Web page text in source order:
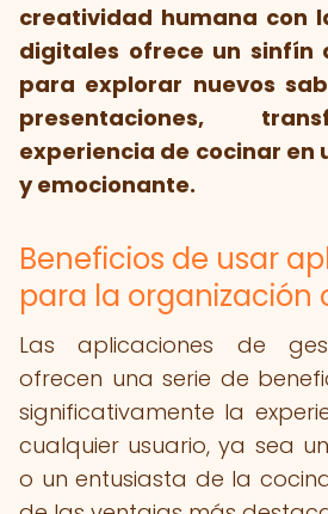
creatividad humana con
digitales ofrece un sinfín
para explorar nuevos
presentaciones,
experiencia de cocinar en
y emocionante.
Beneficios de usar
para la organización
Las aplicaciones de
ofrecen una serie de
significativamente la
cualquier usuario, ya sea
o un entusiasta de la